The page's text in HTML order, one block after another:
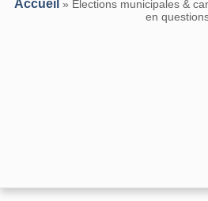
Accueil » Elections municipales &
en